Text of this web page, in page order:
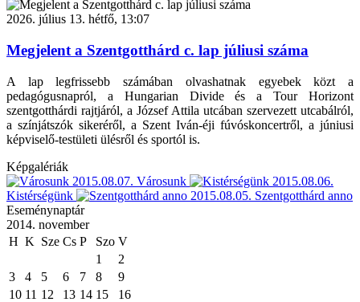
2026. július 13. hétfő, 13:07
Megjelent a Szentgotthárd c. lap júliusi száma
A lap legfrissebb számában olvashatnak egyebek közt a
pedagógusnapról, a Hungarian Divide és a Tour Horizont
szentgotthárdi rajtjáról, a József Attila utcában szervezett utcabálról,
a színjátszók sikeréről, a Szent Iván-éji fúvóskoncertről, a júniusi
képviselő-testületi ülésről és sportól is.
Képgalériák
2015.08.07. Városunk
2015.08.06.
Kistérségünk
2015.08.05. Szentgotthárd anno
Eseménynaptár
2014. november
H K Sze Cs P Szo V
1
2
3
4 5 6 7 8
9
10 11 12 13 14 15
16